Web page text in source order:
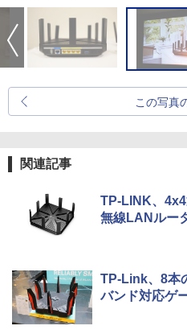
この写真
関連記事
TP-LINK、
無線LANルー
TP-Link、8本
バンド対応ゲ